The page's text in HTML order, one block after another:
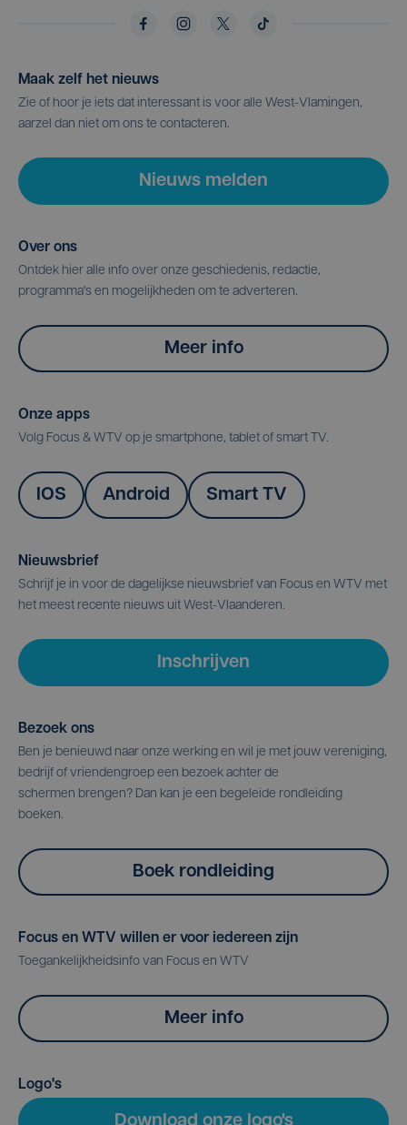
Maak zelf het nieuws
Zie of hoor je iets dat interessant is voor alle West-Vlamingen,
aarzel dan niet om ons te contacteren.
Nieuws melden
Over ons
Ontdek hier alle info over onze geschiedenis, redactie,
programma's en mogelijkheden om te adverteren.
Meer info
Onze apps
Volg Focus & WTV op je smartphone, tablet of smart TV.
IOS Android Smart TV
Nieuwsbrief
Schrijf je in voor de dagelijkse nieuwsbrief van Focus en WTV met
het meest recente nieuws uit West-Vlaanderen.
Inschrijven
Bezoek ons
Ben je benieuwd naar onze werking en wil je met jouw vereniging,
bedrijf of vriendengroep een bezoek achter de
schermen brengen? Dan kan je een begeleide rondleiding
boeken.
Boek rondleiding
Focus en WTV willen er voor iedereen zijn
Toegankelijkheidsinfo van Focus en WTV
Meer info
Logo's
Download onze logo's